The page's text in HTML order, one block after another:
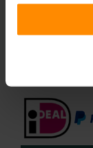
leuke inspiratie!
verwerkt.